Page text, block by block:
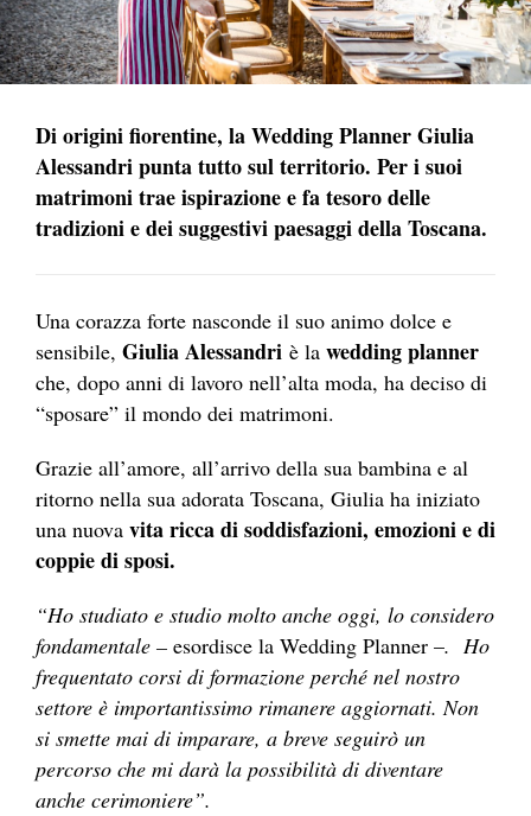
Di origini fiorentine, la Wedding Planner Giulia
Alessandri punta tutto sul territorio. Per i suoi
matrimoni trae ispirazione e fa tesoro delle
tradizioni e dei suggestivi paesaggi della Toscana.
Una corazza forte nasconde il suo animo dolce e
sensibile, Giulia Alessandri è la wedding planner
che, dopo anni di lavoro nell’alta moda, ha deciso di
“sposare” il mondo dei matrimoni.
Grazie all’amore, all’arrivo della sua bambina e al
ritorno nella sua adorata Toscana, Giulia ha iniziato
una nuova vita ricca di soddisfazioni, emozioni e di
coppie di sposi.
“Ho studiato e studio molto anche oggi, lo considero
fondamentale – esordisce la Wedding Planner –. Ho
frequentato corsi di formazione perché nel nostro
settore è importantissimo rimanere aggiornati. Non
si smette mai di imparare, a breve seguirò un
percorso che mi darà la possibilità di diventare
anche cerimoniere”.